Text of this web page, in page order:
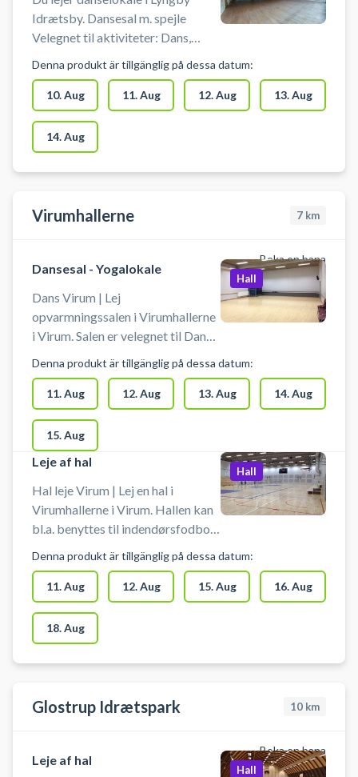
Idrætsby. Dansesal m. spejle
Velegnet til aktiviteter: Dans,
personer: 20
Denna produkt är tillgänglig på dessa datum:
10. Aug 11. Aug 12. Aug 13. Aug
14. Aug
Virumhallerne 7 km
Boka en bana
Dansesal - Yogalokale
Dans Virum | Lej
opvarmningssalen i Virumhallerne
i Virum. Salen er velegnet til Dans,
180 m2, som ligger i tilknytning til
hal 2. Salen kan mørkelægges og
har lyst trægulv. Der er trådløst
netværk og lydanlæg for
tilslutning af computer,
smartphone eller tablet.
Hall
Denna produkt är tillgänglig på dessa datum:
11. Aug 12. Aug 13. Aug 14. Aug
15. Aug
Leje af hal
Hal leje Virum | Lej en hal i
Virumhallerne i Virum. Hallen kan
bl.a. benyttes til indendørsfodbold
omklædning.
Hall
Denna produkt är tillgänglig på dessa datum:
11. Aug 12. Aug 15. Aug 16. Aug
18. Aug
Glostrup Idrætspark 10 km
Boka en bana
Leje af hal
Hall